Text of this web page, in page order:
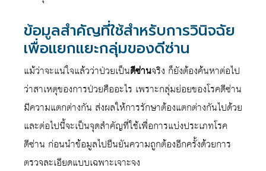
ข้อมูลสำคัญที่ใช้สำหรับการวินิจฉัย
เพื่อแยกแยะกลุ่มของดีซ่าน
แม้ว่าจะแน่ใจแล้วว่าป่วยเป็นดีซ่านจริง ก็ยังต้องค้นหาต่อไป
ว่าสาเหตุของการป่วยคืออะไร เพราะกลุ่มย่อยของโรคดีซ่าน
มีความแตกต่างกัน ส่งผลให้การรักษาต้องแตกต่างกันไปด้วย
และต่อไปนี้จะเป็นจุดสำคัญที่ใช้เพื่อการแบ่งประเภทโรค
ดีซ่าน ก่อนนำข้อมูลไปยืนยันความถูกต้องอีกครั้งด้วยการ
ตรวจละเอียดแบบเฉพาะเจาะจง